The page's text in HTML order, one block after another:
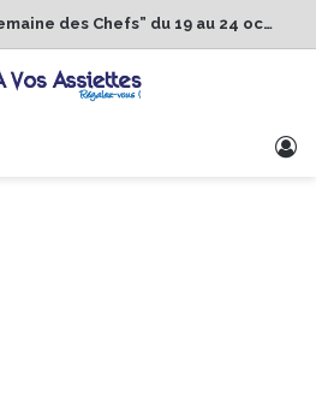
1er Édition de “La Semaine des Chefs” du 19 au 24 octobre 2026